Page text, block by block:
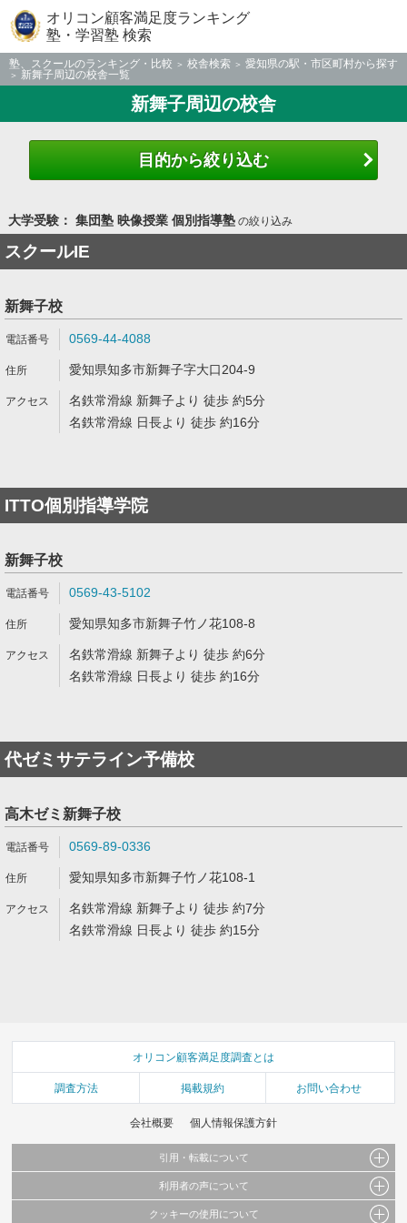
オリコン顧客満足度ランキング
塾・学習塾 検索
塾、スクールのランキング・比較 校舎検索
愛知県の駅・市区町村から探す
新舞子周辺の校舎一覧
新舞子周辺の校舎
目的から絞り込む
大学受験： 集団塾 映像授業 個別指導塾の絞り込み
スクールIE
新舞子校
0569-44-4088
愛知県知多市新舞子字大口204-9
名鉄常滑線 新舞子より 徒歩 約5分
名鉄常滑線 日長より 徒歩 約16分
ITTO個別指導学院
新舞子校
0569-43-5102
愛知県知多市新舞子竹ノ花108-8
名鉄常滑線 新舞子より 徒歩 約6分
名鉄常滑線 日長より 徒歩 約16分
代ゼミサテライン予備校
高木ゼミ新舞子校
0569-89-0336
愛知県知多市新舞子竹ノ花108-1
名鉄常滑線 新舞子より 徒歩 約7分
名鉄常滑線 日長より 徒歩 約15分
オリコン顧客満足度調査とは
調査方法 掲載規約 お問い合わせ
会社概要 個人情報保護方針
引用・転載について
当サイトで公開されている情報（文字、写真、イラスト、画像データ等）及びこれらの配
利用者の声について
当サイトに掲載している内容はすべてサービスの利用者が提出された見解・感想です。
クッキーの使用について